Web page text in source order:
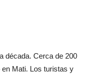
década. Cerca de 200
Mati. Los turistas y